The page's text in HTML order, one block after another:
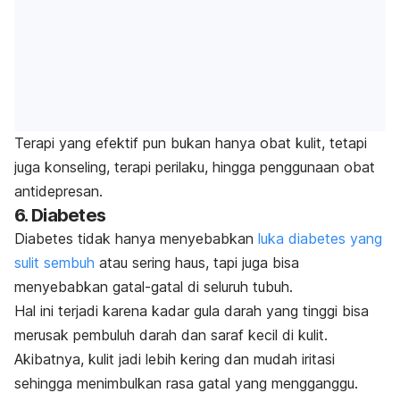
Terapi yang efektif pun bukan hanya obat kulit, tetapi
juga konseling, terapi perilaku, hingga penggunaan obat
antidepresan.
6. Diabetes
Diabetes tidak hanya menyebabkan luka diabetes yang
sulit sembuh atau sering haus, tapi juga bisa
menyebabkan gatal-gatal di seluruh tubuh.
Hal ini terjadi karena kadar gula darah yang tinggi bisa
merusak pembuluh darah dan saraf kecil di kulit.
Akibatnya, kulit jadi lebih kering dan mudah iritasi
sehingga menimbulkan rasa gatal yang mengganggu.